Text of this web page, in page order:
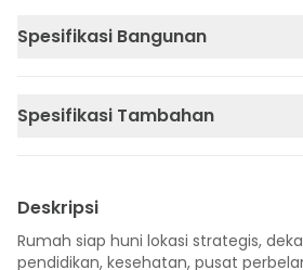
Spesifikasi Bangunan
Spesifikasi Tambahan
Deskripsi
Rumah siap huni lokasi strategis,
pendidikan, kesehatan, pusat